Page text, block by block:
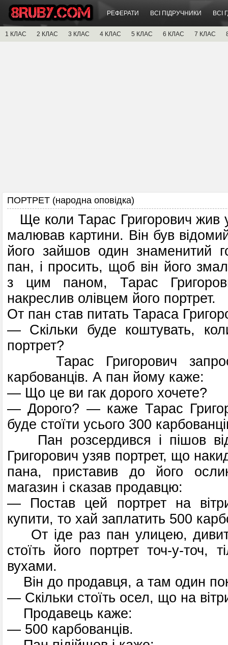
РЕФЕРАТИ ВСІ ПІДРУЧНИКИ ВСІ
1 КЛАС 2 КЛАС 3 КЛАС 4 КЛАС 5 КЛАС 6 КЛАС 7 КЛАС
ПОРТРЕТ (народна оповідка)
Ще коли Тарас Григорович жив
малював картини. Він був
його зайшов один знаменитий
пан, і просить, щоб він його
з цим паном, Тарас
накреслив олівцем його портрет.
От пан став питать Тараса
— Скільки буде коштувать,
портрет?
Тарас Григорович
карбованців. А пан йому каже:
— Що це ви гак дорого хочете?
— Дорого? — каже Тарас
буде стоїти усього 300
Пан розсердився і пішов
Григорович узяв портрет, що
пана, приставив до його
магазин і сказав продавцю:
— Постав цей портрет на
купити, то хай заплатить 500
От іде раз пан улицею,
стоїть його портрет точ-у-точ,
вухами.
Він до продавця, а там один
— Скільки стоїть осел, що на
Продавець каже:
— 500 карбованців.